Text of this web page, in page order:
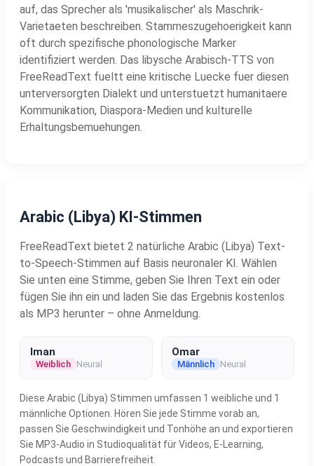
auf, das Sprecher als 'musikalischer' als Maschrik-
Varietaeten beschreiben. Stammeszugehoerigkeit kann
oft durch spezifische phonologische Marker
identifiziert werden. Das libysche Arabisch-TTS von
FreeReadText fueltt eine kritische Luecke fuer diesen
unterversorgten Dialekt und unterstuetzt humanitaere
Kommunikation, Diaspora-Medien und kulturelle
Erhaltungsbemuehungen.
Arabic (Libya) KI-Stimmen
FreeReadText bietet 2 natürliche Arabic (Libya) Text-
to-Speech-Stimmen auf Basis neuronaler KI. Wählen
Sie unten eine Stimme, geben Sie Ihren Text ein oder
fügen Sie ihn ein und laden Sie das Ergebnis kostenlos
als MP3 herunter – ohne Anmeldung.
Iman
Weiblich Neural
Omar
Männlich Neural
Diese Arabic (Libya) Stimmen umfassen 1 weibliche und 1
männliche Optionen. Hören Sie jede Stimme vorab an,
passen Sie Geschwindigkeit und Tonhöhe an und exportieren
Sie MP3-Audio in Studioqualität für Videos, E-Learning,
Podcasts und Barrierefreiheit.